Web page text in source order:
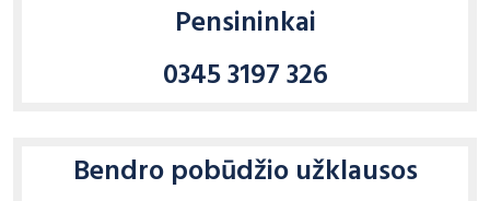
Pensininkai
0345 3197 326
Bendro pobūdžio užklausos